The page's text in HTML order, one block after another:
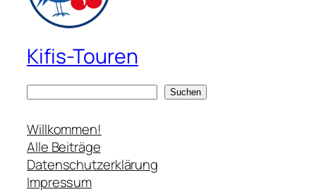
Kifis-Touren
c
h
e
n
Suchen
Willkommen!
Alle Beiträge
Datenschutzerklärung
Impressum